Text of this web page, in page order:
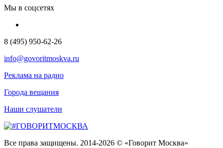
Мы в соцсетях
8 (495) 950-62-26
info@govoritmoskva.ru
Реклама на радио
Города вещания
Наши слушатели
Все права защищены. 2014-2026 © «Говорит Москва»